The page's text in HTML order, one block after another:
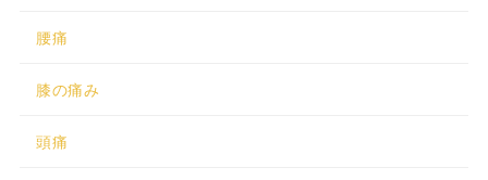
腰痛
膝の痛み
頭痛